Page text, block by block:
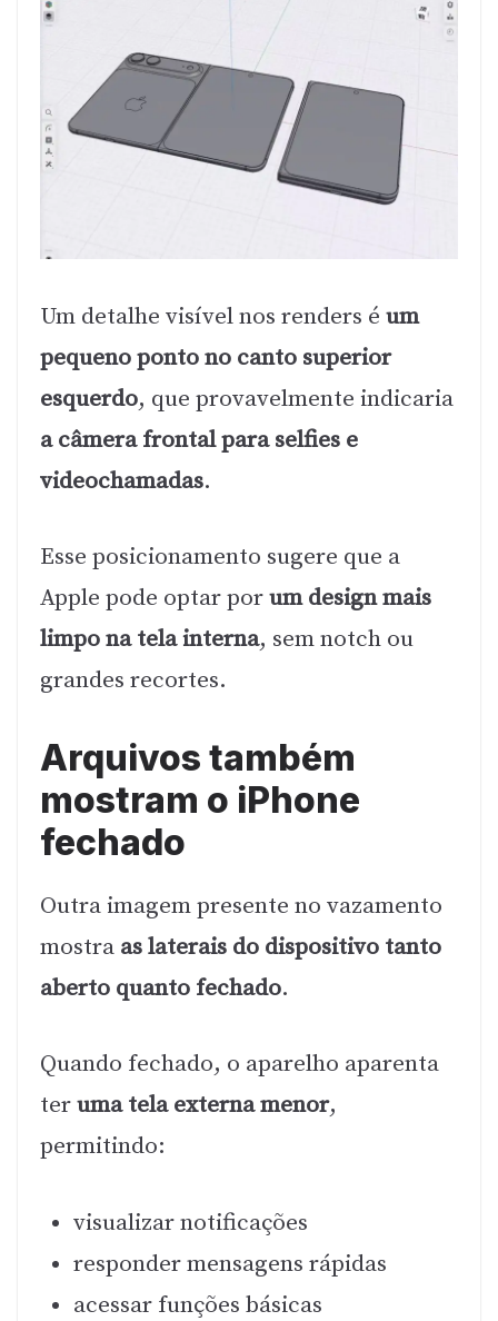
Um detalhe visível nos renders é um
pequeno ponto no canto superior
esquerdo, que provavelmente indicaria
a câmera frontal para selfies e
videochamadas.
Esse posicionamento sugere que a
Apple pode optar porum design mais
limpo na tela interna, sem notch ou
grandes recortes.
Arquivos também
mostram o iPhone
fechado
Outra imagem presente no vazamento
mostra as laterais do dispositivo tanto
aberto quanto fechado.
Quando fechado, o aparelho aparenta
teruma tela externa menor,
permitindo:
visualizar notificações
responder mensagens rápidas
acessar funções básicas